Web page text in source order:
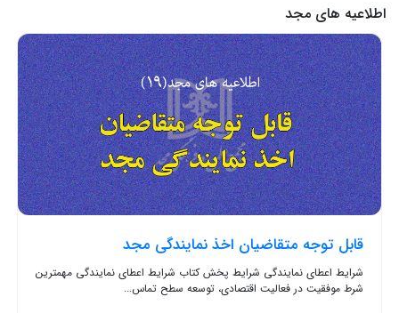
اطلاعیه های مجد
قابل توجه متقاضیان اخذ نمایندگی مجد
شرایط اعطای نمایندگی شرایط پخش کتاب شرایط اعطای نمایندگی مهمترین
شرط موفقیت در فعالیت اقتصادی، توسعه سطح تماس...